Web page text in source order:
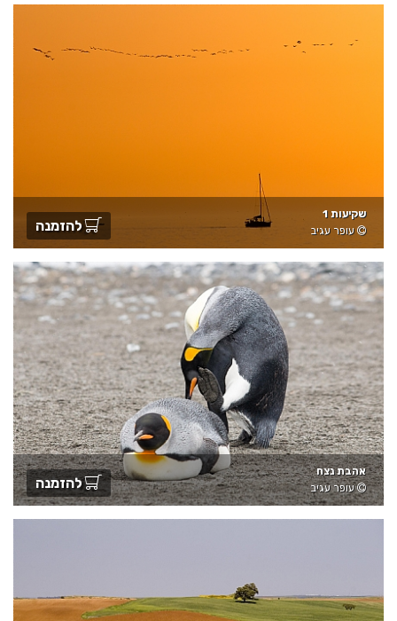
שקיעות 1
עופר עגיב
להזמנה
אהבת נצח
עופר עגיב
להזמנה